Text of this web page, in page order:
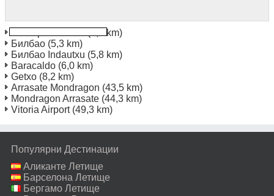
(5,2 km)
Билбао (5,3 km)
Билбао Indautxu (5,8 km)
Baracaldo (6,0 km)
Getxo (8,2 km)
Arrasate Mondragon (43,5 km)
Mondragon Arrasate (44,3 km)
Vitoria Airport(49,3 km)
Популярни Дестинации
Аликанте Летище
Барселона Летище
Бергамо Летище